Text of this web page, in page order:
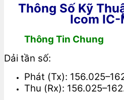
Thông Số Kỹ
Icom
Thông Tin Chung
Dải tần số:
Phát (Tx):
Thu (Rx):